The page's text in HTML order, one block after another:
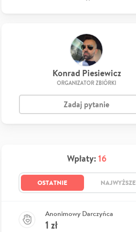
Konrad Piesiewicz
ORGANIZATOR ZBIÓRKI
Zadaj pytanie
Wpłaty: 16
OSTATNIE NAJWYŻSZE
Anonimowy Darczyńca
1 zł